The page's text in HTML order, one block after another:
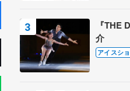
『THE
介
アイスシ